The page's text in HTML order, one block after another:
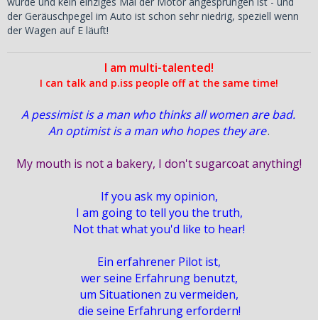
mich aber letztendlich mitte dezember für für navara
entschieden , der kicks wurde benutzt um mich zu
transportieren und ich fand den auch ganz gut , . .
hätte ich mich für einen pkw entschieden wär`s wohl ein
der Geräuschpegel im Auto ist schon sehr niedrig, speziell wenn
der Wagen auf E läuft!
I am multi-talented!
I can talk and p.iss people off at the same time!
A pessimist is a man who thinks all women are bad.
An optimist is a man who hopes they are.
My mouth is not a bakery, I don't sugarcoat anything!
If you ask my opinion,
I am going to tell you the truth,
Not that what you'd like to hear!
Ein erfahrener Pilot ist,
wer seine Erfahrung benutzt,
um Situationen zu vermeiden,
die seine Erfahrung erfordern!